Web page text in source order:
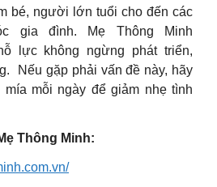
bé, người lớn tuổi cho đến các
gia đình. Mẹ Thông Minh
lực không ngừng phát triển,
Nếu gặp phải vấn đề này, hãy
mỗi ngày để giảm nhẹ tình
Thông Minh: